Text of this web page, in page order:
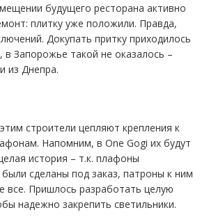
будущего ресторана активно
плитку уже положили. Правда,
Докупать притку приходилось
в Запорожье такой не оказалось –
из Днепра.
строители цепляют крепления к
Напомним, в One Gogi их будут
история – т.к. плафоны
сделаны под заказ, патроны к ним
все. Пришлось разработать целую
надежно закрепить светильники.